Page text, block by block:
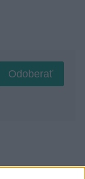
Odoberať